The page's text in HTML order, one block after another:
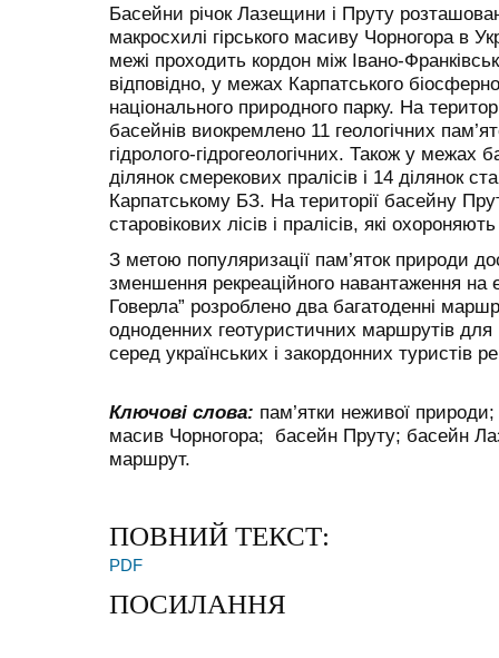
Басейни річок Лазещини і Пруту
макросхилі гірського масиву Чорногора в
межі проходить кордон між Івано-
відповідно, у межах Карпатського
національного природного парку. На
басейнів виокремлено 11 геологічних
гідролого-гідрогеологічних. Також у
ділянок смерекових пралісів і 14 ділянок
Карпатському БЗ. На території басейну
старовікових лісів і пралісів, які
З метою популяризації пам’яток природи
зменшення рекреаційного навантаження на
Говерла” розроблено два багатоденні
одноденних геотуристичних маршрутів для
серед українських і закордонних туристів
Ключові слова: пам’ятки неживої природи;
масив Чорногора; басейн Пруту; басейн
маршрут.
ПОВНИЙ ТЕКСТ:
PDF
ПОСИЛАННЯ